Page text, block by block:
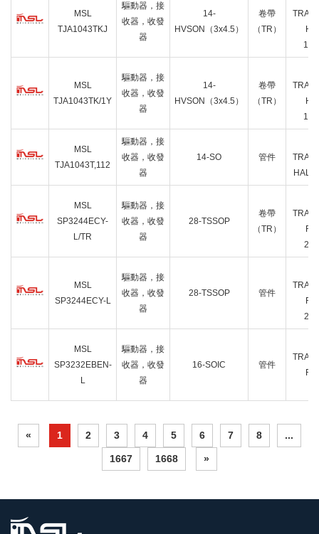
MSL
TJA1043TKJ
驅動器，接
收器，收發
器
14-
HVSON（3x4.5）
卷帶
（TR）
MSL
TJA1043TK/1Y
驅動器，接
收器，收發
器
14-
HVSON（3x4.5）
卷帶
（TR）
MSL
TJA1043T,112
驅動器，接
收器，收發
器
14-SO 管件
HALF
MSL
SP3244ECY-
L/TR
驅動器，接
收器，收發
器
28-TSSOP
卷帶
（TR）
MSL
SP3244ECY-L
驅動器，接
收器，收發
器
28-TSSOP 管件
MSL
SP3232EBEN-
L
驅動器，接
收器，收發
器
16-SOIC 管件
« 1 2 3 4 5 6 7 8 ...
1667 1668 »